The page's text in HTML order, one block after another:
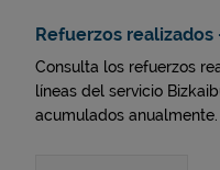
Refuerzos realizados
Consulta los refuerzos
líneas del servicio
acumulados anualmente.